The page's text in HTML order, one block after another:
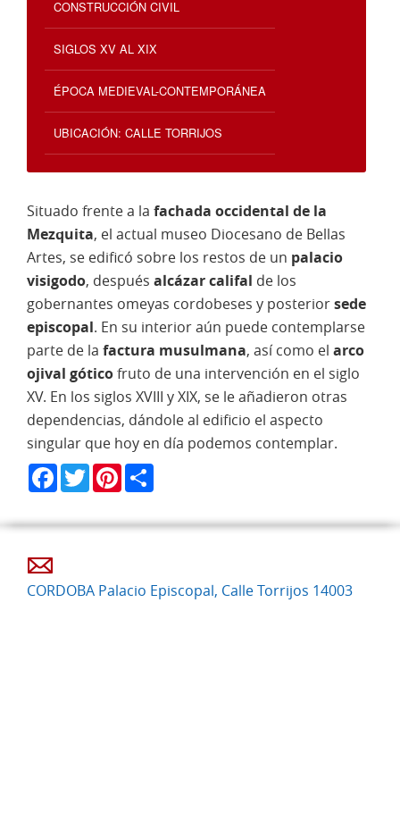
CONSTRUCCIÓN CIVIL
SIGLOS XV AL XIX
ÉPOCA MEDIEVAL-CONTEMPORÁNEA
UBICACIÓN: CALLE TORRIJOS
Situado frente a la fachada occidental de la
Mezquita, el actual museo Diocesano de Bellas
Artes, se edificó sobre los restos de un palacio
visigodo, después alcázar califal de los
gobernantes omeyas cordobeses y posteriorsede
episcopal. En su interior aún puede contemplarse
parte de la factura musulmana, así como el arco
ojival góticofruto de una intervención en el siglo
XV. En los siglos XVIII y XIX, se le añadieron otras
dependencias, dándole al edificio el aspecto
singular que hoy en día podemos contemplar.
Facebook
TwitterPinterest
CORDOBA Palacio Episcopal, Calle Torrijos 14003